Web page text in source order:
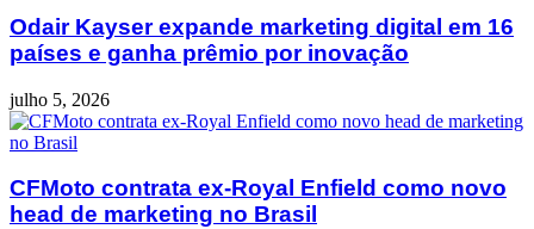
Odair Kayser expande marketing digital em 16
países e ganha prêmio por inovação
julho 5, 2026
CFMoto contrata ex-Royal Enfield como novo
head de marketing no Brasil